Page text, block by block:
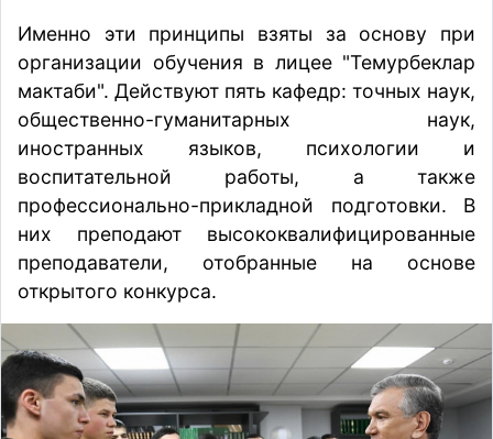
Именно эти принципы взяты за основу при
организации обучения в лицее "Темурбеклар
мактаби". Действуют пять кафедр: точных наук,
общественно-гуманитарных наук,
иностранных языков, психологии и
воспитательной работы, а также
профессионально-прикладной подготовки. В
них преподают высококвалифицированные
преподаватели, отобранные на основе
открытого конкурса.